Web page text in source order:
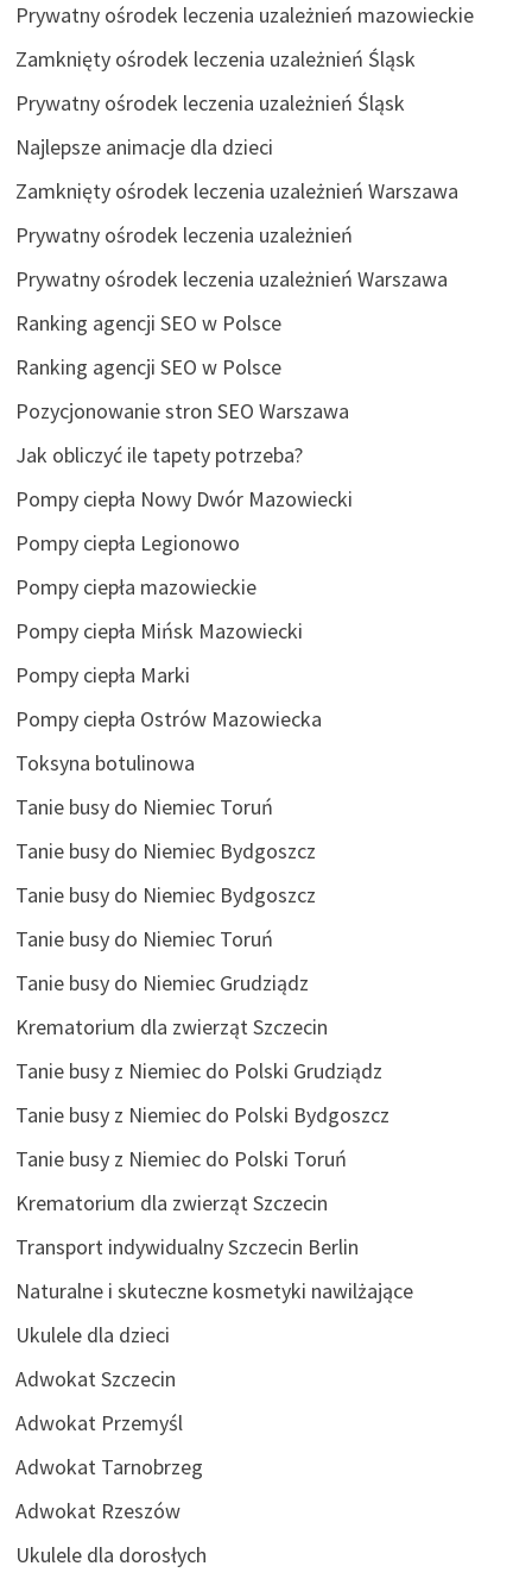
Prywatny ośrodek leczenia uzależnień mazowieckie
Zamknięty ośrodek leczenia uzależnień Śląsk
Prywatny ośrodek leczenia uzależnień Śląsk
Najlepsze animacje dla dzieci
Zamknięty ośrodek leczenia uzależnień Warszawa
Prywatny ośrodek leczenia uzależnień
Prywatny ośrodek leczenia uzależnień Warszawa
Ranking agencji SEO w Polsce
Ranking agencji SEO w Polsce
Pozycjonowanie stron SEO Warszawa
Jak obliczyć ile tapety potrzeba?
Pompy ciepła Nowy Dwór Mazowiecki
Pompy ciepła Legionowo
Pompy ciepła mazowieckie
Pompy ciepła Mińsk Mazowiecki
Pompy ciepła Marki
Pompy ciepła Ostrów Mazowiecka
Toksyna botulinowa
Tanie busy do Niemiec Toruń
Tanie busy do Niemiec Bydgoszcz
Tanie busy do Niemiec Bydgoszcz
Tanie busy do Niemiec Toruń
Tanie busy do Niemiec Grudziądz
Krematorium dla zwierząt Szczecin
Tanie busy z Niemiec do Polski Grudziądz
Tanie busy z Niemiec do Polski Bydgoszcz
Tanie busy z Niemiec do Polski Toruń
Krematorium dla zwierząt Szczecin
Transport indywidualny Szczecin Berlin
Naturalne i skuteczne kosmetyki nawilżające
Ukulele dla dzieci
Adwokat Szczecin
Adwokat Przemyśl
Adwokat Tarnobrzeg
Adwokat Rzeszów
Ukulele dla dorosłych